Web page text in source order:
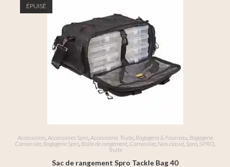
ÉPUISÉ
Accessoires Accessoires Spro, Accessoires Truite, Bagagerie & Fourreau, Bagagerie
Carnassier, Bagagerie Spro,Boîte de rangement Carnassier, Non classé Spro, SPRO
Truite
Sac de rangement Spro Tackle Bag 40